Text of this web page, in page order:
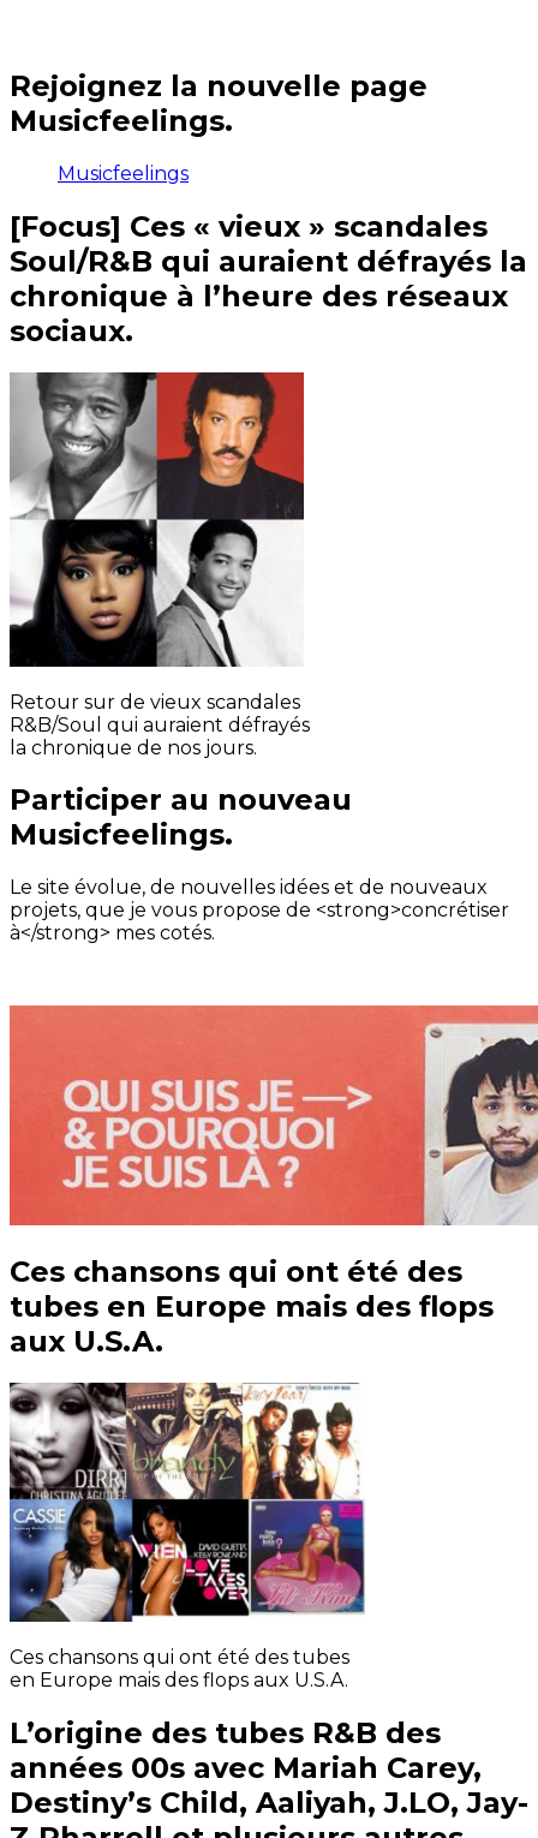
Rejoignez la nouvelle page
Musicfeelings.
Musicfeelings
[Focus] Ces « vieux » scandales
Soul/R&B qui auraient défrayés la
chronique à l’heure des réseaux
sociaux.
Retour sur de vieux scandales
R&B/Soul qui auraient défrayés
la chronique de nos jours.
Participer au nouveau
Musicfeelings.
Le site évolue, de nouvelles idées et de nouveaux
projets, que je vous propose de <strong>concrétiser
à</strong> mes cotés.
Ces chansons qui ont été des
tubes en Europe mais des flops
aux U.S.A.
Ces chansons qui ont été des tubes
en Europe mais des flops aux U.S.A.
L’origine des tubes R&B des
années 00s avec Mariah Carey,
Destiny’s Child, Aaliyah, J.LO, Jay-